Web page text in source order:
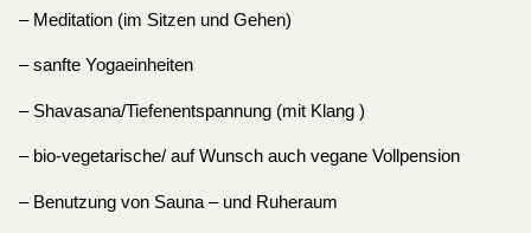
– Meditation (im Sitzen und Gehen)
– sanfte Yogaeinheiten
– Shavasana/Tiefenentspannung (mit Klang )
– bio-vegetarische/ auf Wunsch auch vegane Vollpension
– Benutzung von Sauna – und Ruheraum